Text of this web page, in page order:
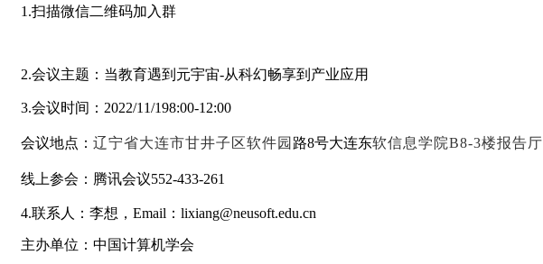
1.扫描微信二维码加入群
2.会议主题：当教育遇到元宇宙-从科幻畅享到产业应用
3.会议时间：2022/11/198:00-12:00
会议地点： 辽宁省大连市甘井子区软件园 路8号大连东软信息学院B8-3楼报告厅
线上参会：腾讯会议552-433-261
4.联系人：李想，Email： lixiang@neusoft.edu.cn
主办单位：中国计算机学会